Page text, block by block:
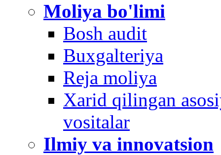
Moliya bo'limi
Bosh audit
Buxgalteriya
Reja moliya
Xarid qilingan
vositalar
Ilmiy va innovatsion